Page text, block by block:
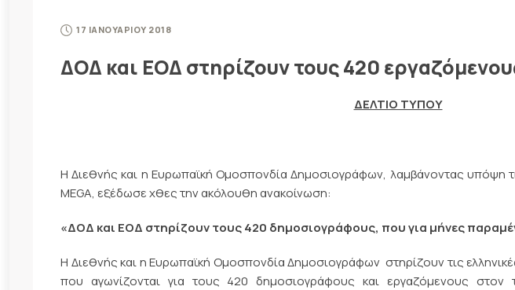
17 ΙΑΝΟΥΑΡΙΟΥ 2018
ΔΟΔ και ΕΟΔ στηρίζουν τους 420
ΔΕΛΤΙΟ ΤΥΠΟΥ
Η Διεθνής και η Ευρωπαϊκή Ομοσπονδία Δημοσιογράφων, λαμβάνοντας υπόψη
MEGA, εξέδωσε χθες την ακόλουθη ανακοίνωση:
«ΔΟΔ και ΕΟΔ στηρίζουν τους 420 δημοσιογράφους, που για μήνες
Η Διεθνής και η Ευρωπαϊκή Ομοσπονδία Δημοσιογράφων στηρίζουν τις
που αγωνίζονται για τους 420 δημοσιογράφους και εργαζόμενους στον